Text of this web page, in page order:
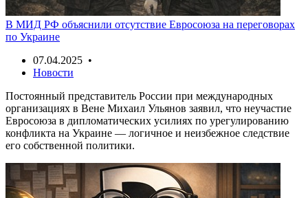
В МИД РФ объяснили отсутствие Евросоюза на переговорах
по Украине
07.04.2025 •
Новости
Постоянный представитель России при международных
организациях в Вене Михаил Ульянов заявил, что неучастие
Евросоюза в дипломатических усилиях по урегулированию
конфликта на Украине — логичное и неизбежное следствие
его собственной политики.